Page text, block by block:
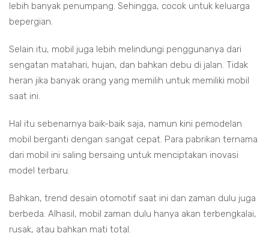
lebih banyak penumpang. Sehingga, cocok untuk keluarga
bepergian.
Selain itu, mobil juga lebih melindungi penggunanya dari
sengatan matahari, hujan, dan bahkan debu di jalan. Tidak
heran jika banyak orang yang memilih untuk memiliki mobil
saat ini.
Hal itu sebenarnya baik-baik saja, namun kini pemodelan
mobil berganti dengan sangat cepat. Para pabrikan ternama
dari mobil ini saling bersaing untuk menciptakan inovasi
model terbaru.
Bahkan, trend desain otomotif saat ini dan zaman dulu juga
berbeda. Alhasil, mobil zaman dulu hanya akan terbengkalai,
rusak, atau bahkan mati total.